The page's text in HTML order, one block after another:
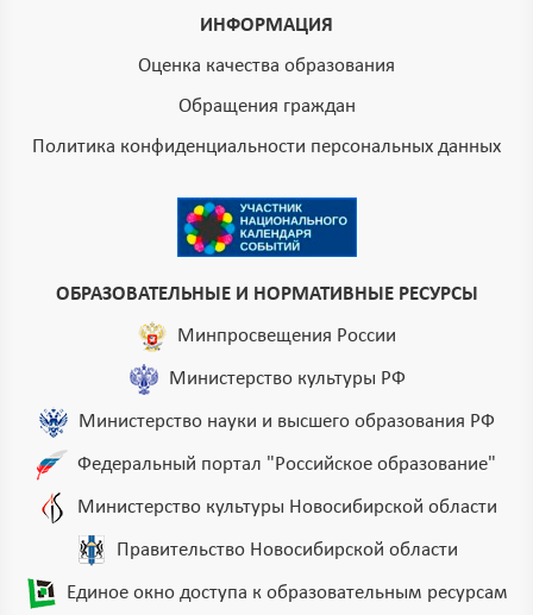
ИНФОРМАЦИЯ
Оценка качества образования
Обращения граждан
Политика конфиденциальности персональных данных
ОБРАЗОВАТЕЛЬНЫЕ И НОРМАТИВНЫЕ РЕСУРСЫ
Минпросвещения России
Министерство культуры РФ
Министерство науки и высшего образования РФ
Федеральный портал "Российское образование"
Министерство культуры Новосибирской области
Правительство Новосибирской области
Единое окно доступа к образовательным ресурсам